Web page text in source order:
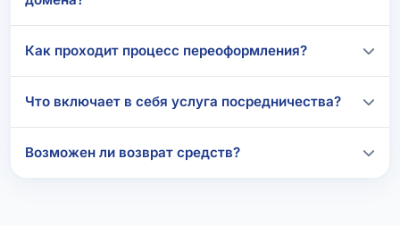
Как проходит процесс переоформления?
Что включает в себя услуга посредничества?
Возможен ли возврат средств?